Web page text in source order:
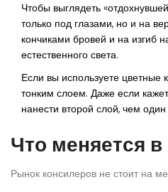
Чтобы выглядеть
только под глазами, но и на
кончиками бровей и на изгиб
естественного света.
Если вы используете цветные
тонким слоем. Даже если
нанести второй слой, чем один
Что меняется
Рынок консилеров не стоит на